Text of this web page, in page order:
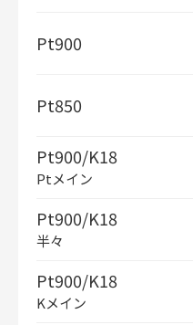
Pt900
Pt850
Pt900/K18
Ptメイン
Pt900/K18
半々
Pt900/K18
Kメイン